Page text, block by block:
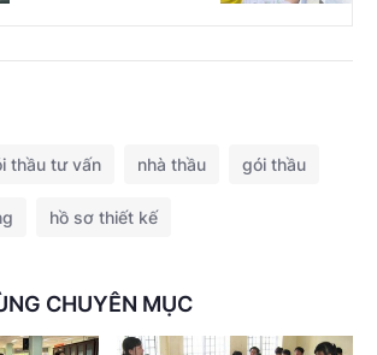
thầu tư vấn nhà thầu gói thầu
hồ sơ thiết kế
CHUYÊN MỤC